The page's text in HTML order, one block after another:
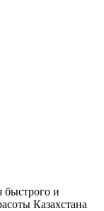
быстрого и
Казахстана